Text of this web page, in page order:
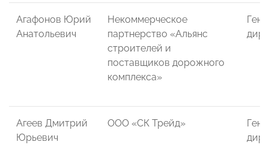
Агафонов Юрий
Анатольевич
Некоммерческое
партнерство «Альянс
строителей и
поставщиков дорожного
комплекса»
Агеев Дмитрий
Юрьевич
ООО «СК Трейд»